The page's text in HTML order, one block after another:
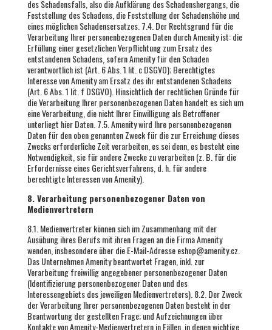
des Schadensfalls, also die Aufklärung des Schadenshergangs, die
Feststellung des Schadens, die Feststellung der Schadenshöhe und
eines möglichen Schadensersatzes. 7.4. Der Rechtsgrund für die
Verarbeitung Ihrer personenbezogenen Daten durch Amenity ist: die
Erfüllung einer gesetzlichen Verpflichtung zum Ersatz des
entstandenen Schadens, sofern Amenity für den Schaden
verantwortlich ist (Art. 6 Abs. 1 lit. c DSGVO); Berechtigtes
Interesse von Amenity am Ersatz des ihr entstandenen Schadens
(Art. 6 Abs. 1 lit. f DSGVO). Hinsichtlich der rechtlichen Gründe für
die Verarbeitung Ihrer personenbezogenen Daten handelt es sich um
eine Verarbeitung, die nicht Ihrer Einwilligung als Betroffener
unterliegt hier Daten. 7.5. Amenity wird Ihre personenbezogenen
Daten für den oben genannten Zweck für die zur Erreichung dieses
Zwecks erforderliche Zeit verarbeiten, es sei denn, es besteht eine
Notwendigkeit, sie für andere Zwecke zu verarbeiten (z. B. für die
Erfordernisse eines Gerichtsverfahrens, d. h. für andere
berechtigte Interessen von Amenity).
8. Verarbeitung personenbezogener Daten von
Medienvertretern
8.1. Medienvertreter können sich im Zusammenhang mit der
Ausübung ihres Berufs mit ihren Fragen an die Firma Amenity
wenden, insbesondere über die E-Mail-Adresse eshop@amenity.cz.
Das Unternehmen Amenity beantwortet Fragen, inkl. zur
Verarbeitung freiwillig angegebener personenbezogener Daten
(Identifizierung personenbezogener Daten und des
Interessengebiets des jeweiligen Medienvertreters). 8.2. Der Zweck
der Verarbeitung Ihrer personenbezogenen Daten besteht in der
Beantwortung der gestellten Frage; und Aufzeichnungen über
Kontakte von Amenity-Medienvertretern in Fällen, in denen wichtige